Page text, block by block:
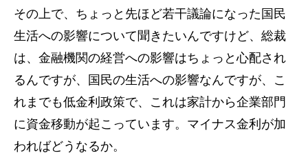
その上で、ちょっと先ほど若干議論になった国民
生活への影響について聞きたいんですけど、総裁
は、金融機関の経営への影響はちょっと心配され
るんですが、国民の生活への影響なんですが、こ
れまでも低金利政策で、これは家計から企業部門
に資金移動が起こっています。マイナス金利が加
わればどうなるか。